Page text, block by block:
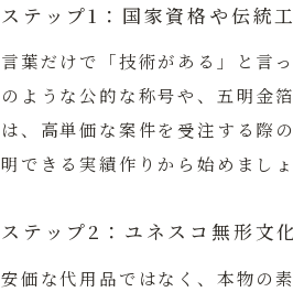
ステップ1：国家資格や伝統
言葉だけで「技術がある」と言
のような公的な称号や、五明金
は、高単価な案件を受注する際
明できる実績作りから始めましょ
ステップ2：ユネスコ無形文
安価な代用品ではなく、本物の